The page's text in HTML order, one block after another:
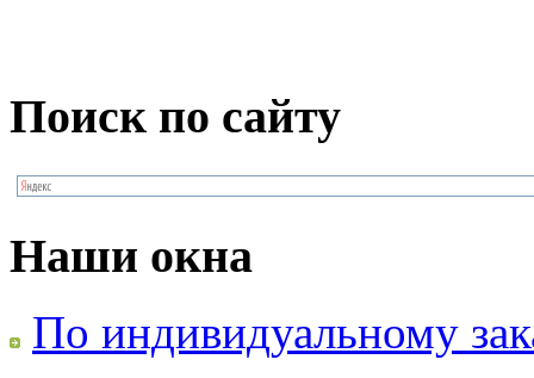
Поиск по сайту
Наши окна
По индивидуальному